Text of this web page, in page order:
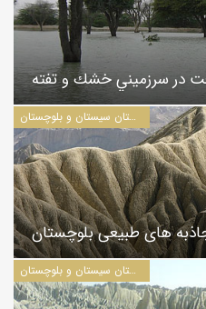
در سرزميني خشك و تفته
مطالب مرتبط با استان سیستان و بلوچستان
های طبیعی بلوچستان
مطالب مرتبط با استان سیستان و بلوچستان